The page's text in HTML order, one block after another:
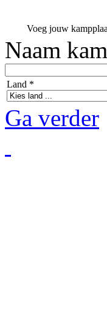
Voeg jouw
Naam
Land *
Ga verder